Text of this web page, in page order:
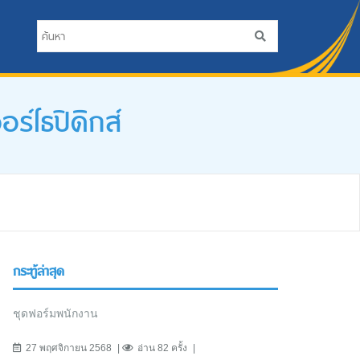
ร์โธปิดิกส์
กระทู้ล่าสุด
ชุดฟอร์มพนักงาน
27 พฤศจิกายน 2568
อ่าน 82 ครั้ง